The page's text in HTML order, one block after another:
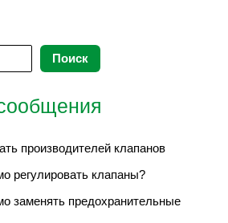
Поиск
производителей клапанов
регулировать клапаны?
заменять предохранительные